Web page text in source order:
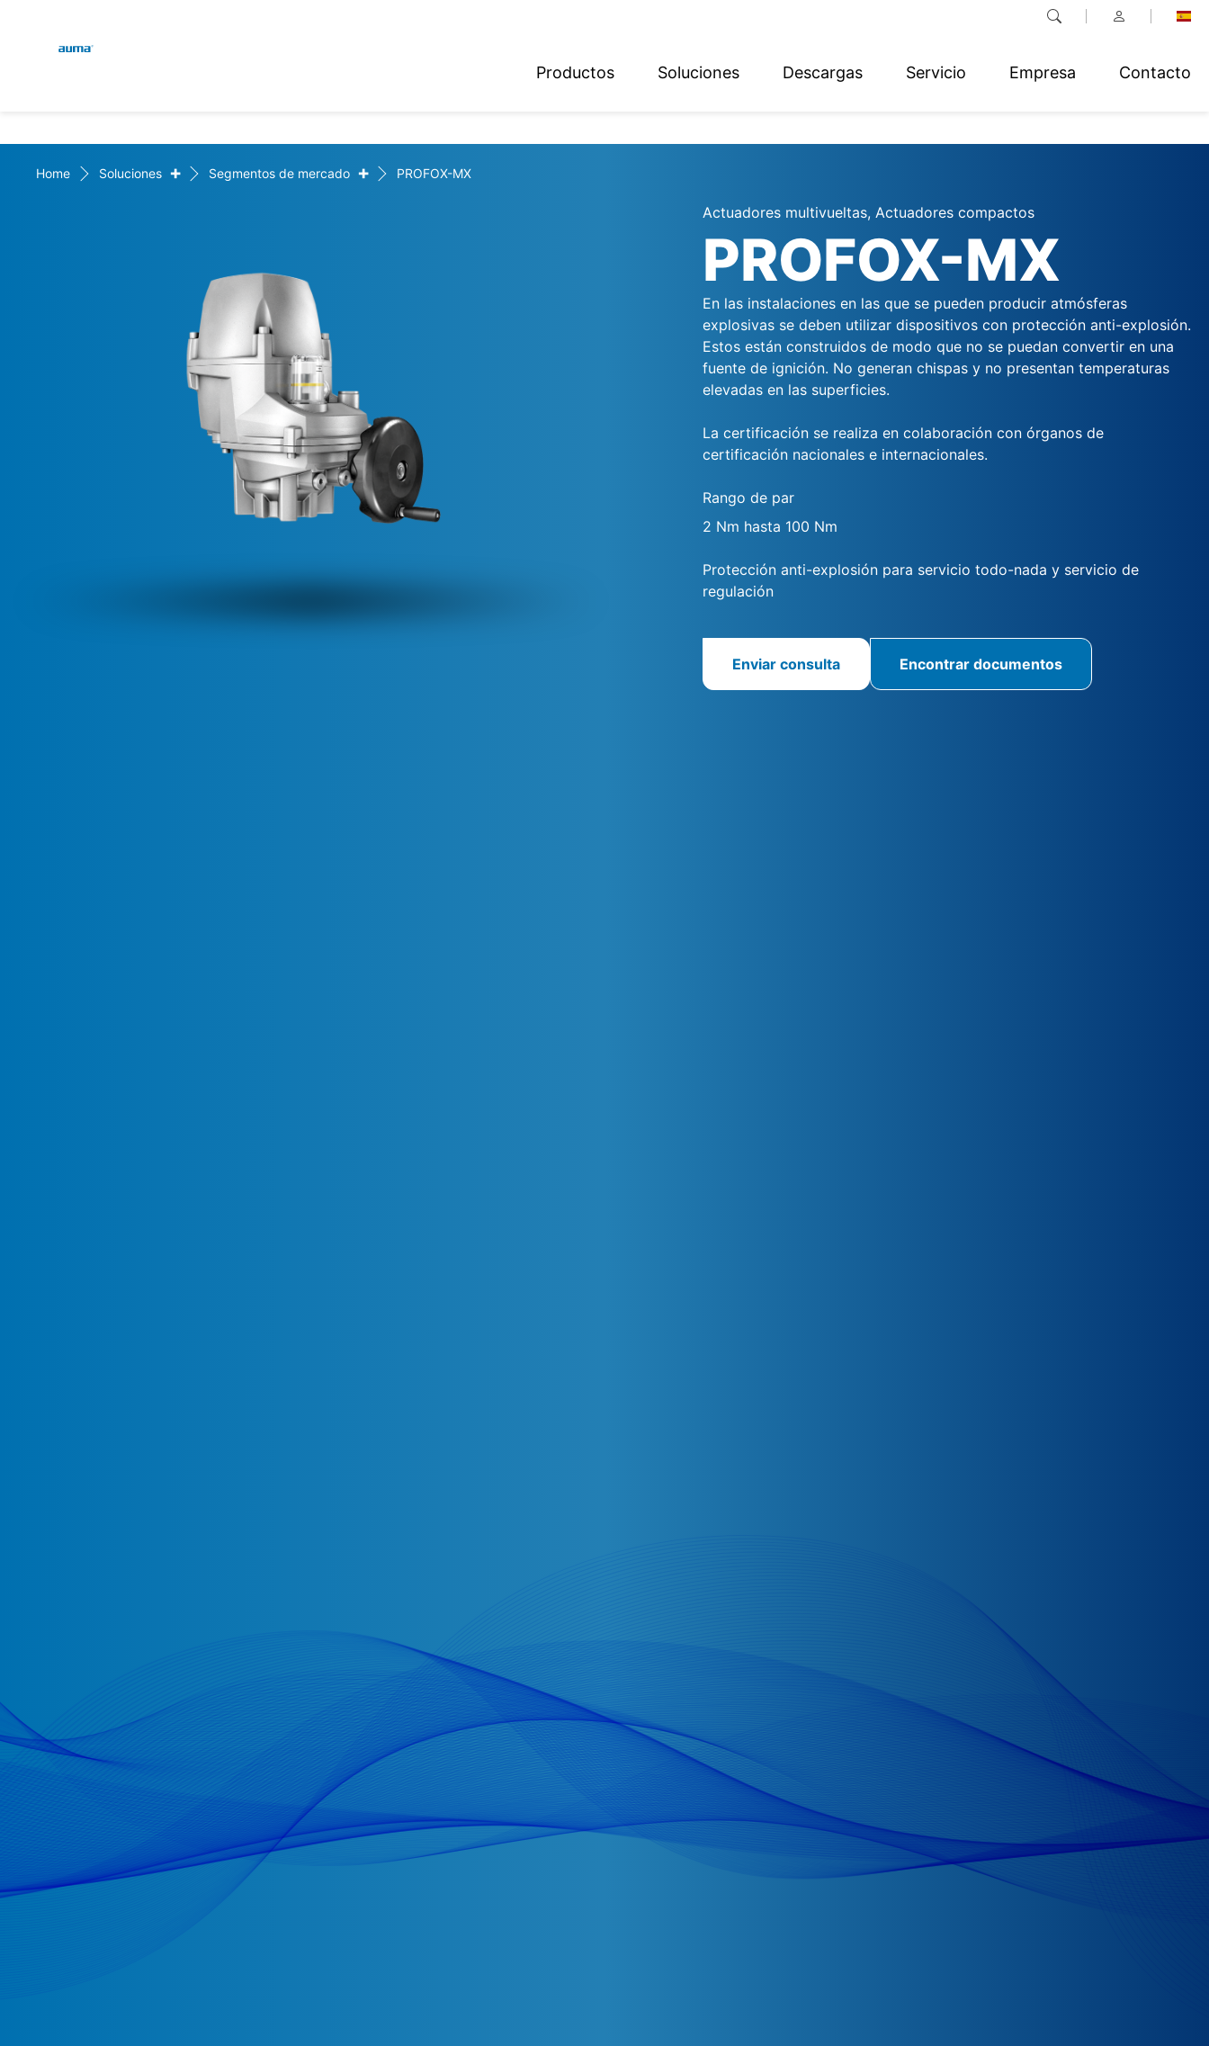
Productos Soluciones Descargas Servicio Empresa Contacto
Europa
Norteamérica
Deutsch
Home Soluciones + Segmentos de mercado + PROFOX-MX
Actuadores multivueltas, Actuadores compactos
PROFOX-MX
En las instalaciones en las que se pueden producir atmósferas
explosivas se deben utilizar dispositivos con protección anti-explosión.
Estos están construidos de modo que no se puedan convertir en una
fuente de ignición. No generan chispas y no presentan temperaturas
elevadas en las superficies.
La certificación se realiza en colaboración con órganos de
certificación nacionales e internacionales.
Rango de par
2 Nm hasta 100 Nm
Protección anti-explosión para servicio todo-nada y servicio de
regulación
Enviar consulta Encontrar documentos